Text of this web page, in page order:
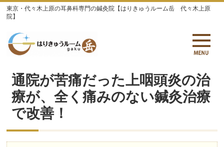
東京・代々木上原の耳鼻科専門の鍼灸院【はりきゅうルーム岳 代々木上原
院】
通院が苦痛だった上咽頭炎の治
療が、全く痛みのない鍼灸治療
で改善！